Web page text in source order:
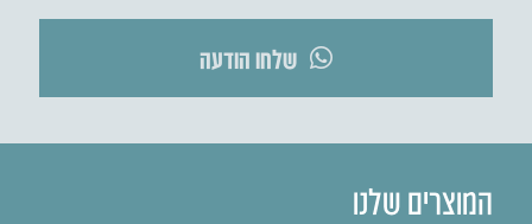
שלחו הודעה
המוצרים שלנו